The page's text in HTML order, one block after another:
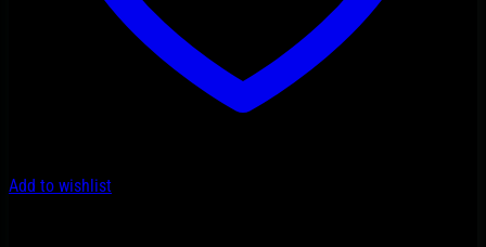
Add to wishlist